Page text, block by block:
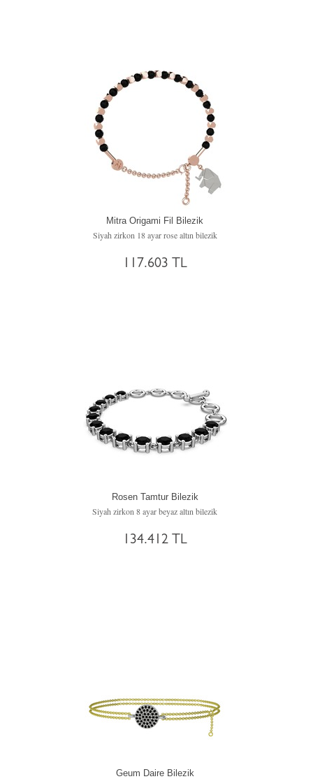
Mitra Origami Fil Bilezik
Siyah zirkon 18 ayar rose altın bilezik
117.603 TL
Rosen Tamtur Bilezik
Siyah zirkon 8 ayar beyaz altın bilezik
134.412 TL
Geum Daire Bilezik